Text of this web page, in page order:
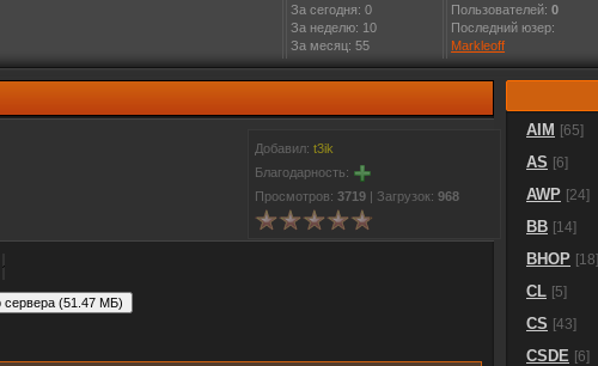
За сегодня: 0
За неделю: 10
За месяц: 55
Пользователей:0
Последний юзер:
Markleoff
Добавил: t3ik
Благодарность:
Просмотров: 3719 | Загрузок: 968
AIM [65]
AS [6]
AWP [24]
BB [14]
BHOP [18]
CL [5]
CS [43]
CSDE [6]